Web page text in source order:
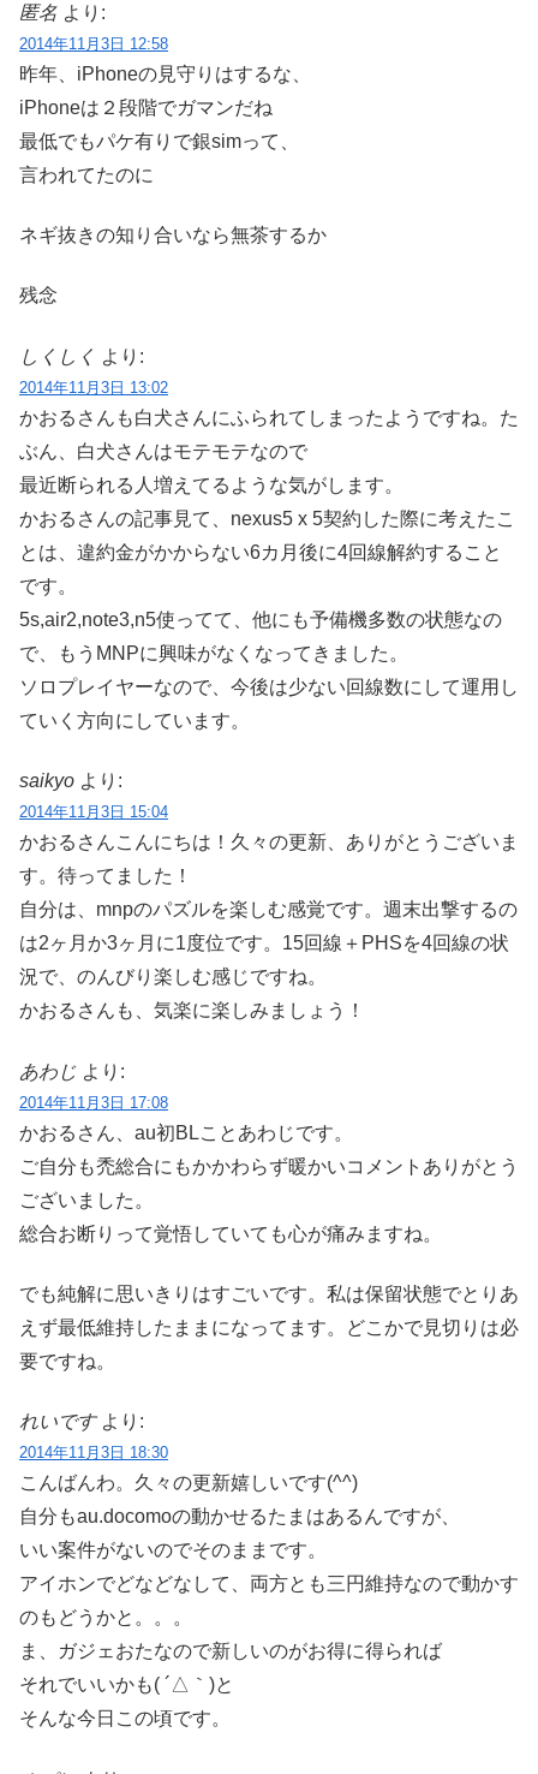
匿名 より:
2014年11月3日 12:58
昨年、iPhoneの見守りはするな、
iPhoneは２段階でガマンだね
最低でもパケ有りで銀simって、
言われてたのに
ネギ抜きの知り合いなら無茶するか
残念
しくしく より:
2014年11月3日 13:02
かおるさんも白犬さんにふられてしまったようですね。た
ぶん、白犬さんはモテモテなので
最近断られる人増えてるような気がします。
かおるさんの記事見て、nexus5 x 5契約した際に考えたこ
とは、違約金がかからない6カ月後に4回線解約すること
です。
5s,air2,note3,n5使ってて、他にも予備機多数の状態なの
で、もうMNPに興味がなくなってきました。
ソロプレイヤーなので、今後は少ない回線数にして運用し
ていく方向にしています。
saikyo より:
2014年11月3日 15:04
かおるさんこんにちは！久々の更新、ありがとうございま
す。待ってました！
自分は、mnpのパズルを楽しむ感覚です。週末出撃するの
は2ヶ月か3ヶ月に1度位です。15回線＋PHSを4回線の状
況で、のんびり楽しむ感じですね。
かおるさんも、気楽に楽しみましょう！
あわじ より:
2014年11月3日 17:08
かおるさん、au初BLことあわじです。
ご自分も禿総合にもかかわらず暖かいコメントありがとう
ございました。
総合お断りって覚悟していても心が痛みますね。
でも純解に思いきりはすごいです。私は保留状態でとりあ
えず最低維持したままになってます。どこかで見切りは必
要ですね。
れいです より:
2014年11月3日 18:30
こんばんわ。久々の更新嬉しいです(^^)
自分もau.docomoの動かせるたまはあるんですが、
いい案件がないのでそのままです。
アイホンでどなどなして、両方とも三円維持なので動かす
のもどうかと。。。
ま、ガジェおたなので新しいのがお得に得られば
それでいいかも( ´△｀)と
そんな今日この頃です。